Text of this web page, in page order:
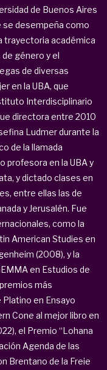
de Buenos Aires
se desempeña como
trayectoria académica
género y el
de diversas
en la UBA, que
Interdisciplinario
directora entre 2010
Ludmer durante la
de la llamada
profesora en la UBA y
y dictado clases en
entre ellas las de
y Jerusalén. Fue
como la
American Studies en
(2008), y la
en Estudios de
más
en Ensayo
Cone al mejor libro en
el Premio “Lohana
Agenda de las
Brentano de la Freie